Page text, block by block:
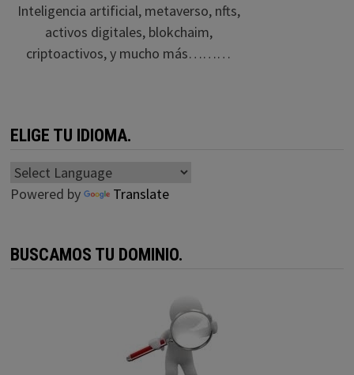
Inteligencia artificial, metaverso, nfts,
activos digitales, blokchaim,
criptoactivos, y mucho más………
ELIGE TU IDIOMA.
Powered by Translate
BUSCAMOS TU DOMINIO.